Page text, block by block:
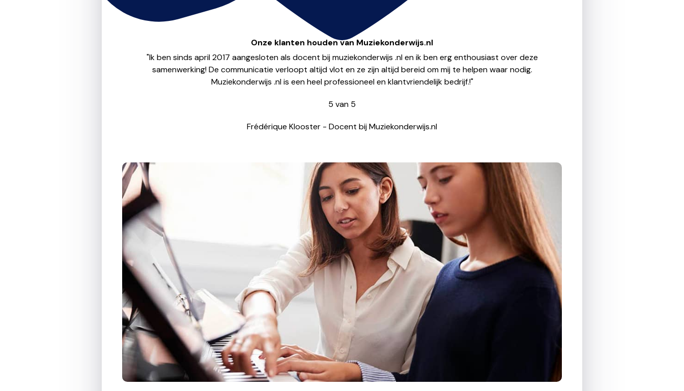
Onze klanten houden van Muziekonderwijs.nl
"Ik ben sinds april 2017 aangesloten als docent bij muziekonderwijs .nl en ik ben erg enthousiast over deze
samenwerking! De communicatie verloopt altijd vlot en ze zijn altijd bereid om mij te helpen waar nodig.
Muziekonderwijs .nl is een heel professioneel en klantvriendelijk bedrijf.!"
5 van 5
Frédérique Klooster - Docent bij Muziekonderwijs.nl